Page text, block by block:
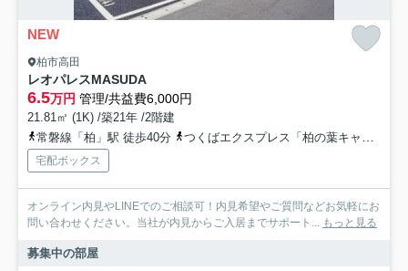
NEW
柏市高田
レオパレスMASUDA
6.5万円 管理/共益費6,000円
21.81㎡ (1K) /築21年 /2階建
常磐線「柏」駅 徒歩40分
つくばエクスプレス「柏の葉キャンパス」駅 徒歩27分
宅配ボックス
オンライン内見やLINEでのご相談可！内見希望やご質問などお気軽にお
問い合わせください。当社が内見からご入居までサポート... もっと見る
募集中の部屋